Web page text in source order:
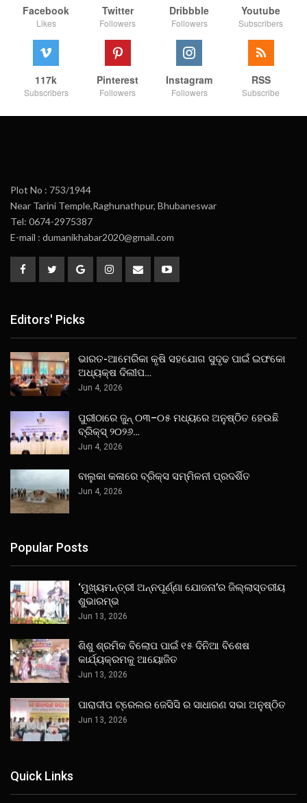
Facebook
Likes
Twitter
Followers
Dribbble
Followers
Youtube
Subscribers
117k
Subscribers
Pinterest
Followers
Instagram
Followers
RSS
Subscribe
Plot No : 753/1944
Near Tarini Temple,Raghunathpur, Bhubaneswar
Tel: 0674-2975387
E-mail : dumanikhabar2020@gmail.com
Editors' Picks
ଭାରତ-ଆମେରିକା କୃଷି ସହଯୋଗ ସୁଦୃଢ ପାଇଁ ଇଫକୋ
ଅଧ୍ୟକ୍ଷ ଦିଲୀପ…
Jun 4, 2026
ପୁରୀଠାରେ ଜୁନ୍ ୦୩–୦୫ ମଧ୍ୟରେ ଅନୁଷ୍ଠିତ ହେଉଛି
ବ୍ରିକ୍ସ୍ ୨୦୨୬…
Jun 4, 2026
ବାଲୁକା କଳାରେ ବ୍ରିକ୍ସ ସମ୍ମିଳନୀ ପ୍ରଦର୍ଶିତ
Jun 4, 2026
Popular Posts
‘ମୁଖ୍ୟମନ୍ତ୍ରୀ ଅନ୍ନପୂର୍ଣ୍ଣା ଯୋଜନା’ର ଜିଲ୍ଲାସ୍ତରୀୟ
ଶୁଭାରମ୍ଭ
Jun 13, 2026
ଶିଶୁ ଶ୍ରମିକ ବିଲୋପ ପାଇଁ ୧୫ ଦିନିଆ ବିଶେଷ
କାର୍ଯ୍ୟକ୍ରମକୁ ଆୟୋଜିତ
Jun 13, 2026
ପାରାଦୀପ ଟ୍ରେଲର ଜେସିସି ର ସାଧାରଣ ସଭା ଅନୁଷ୍ଠିତ
Jun 13, 2026
Quick Links